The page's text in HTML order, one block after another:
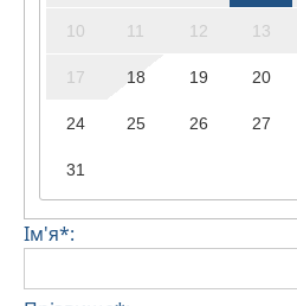
10 11 12 13
17 18 19 20
24 25 26 27
31
Ім'я*: